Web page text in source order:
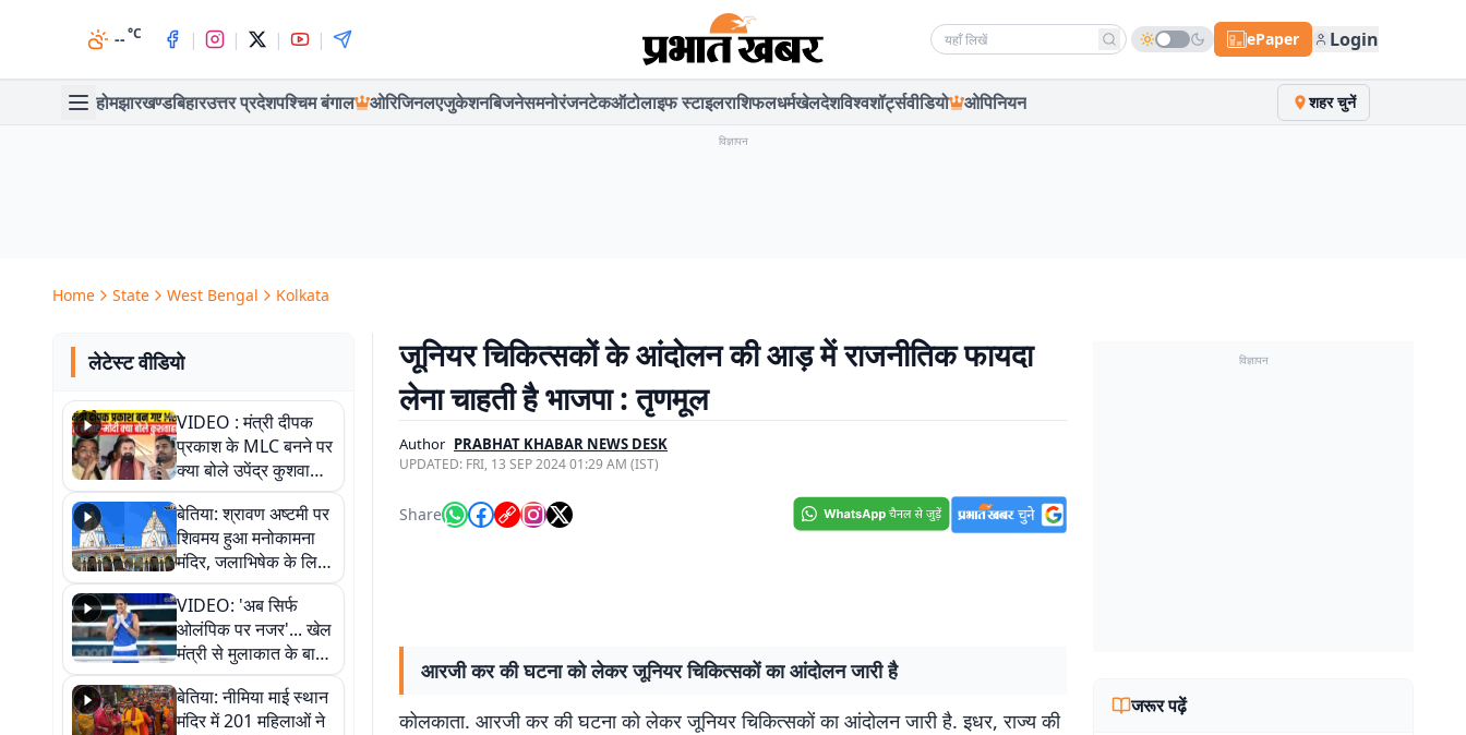
--°C | | | | Search news ePaper Login
होमझारखण्डबिहारउत्तर प्रदेशपश्चिम बंगाल ओरिजिनलएजुकेशनबिजनेसमनोरंजनटेकऑटोलाइफ स्टाइलराशिफलधर्मखेलदेशविश्वशॉर्ट्सवीडियो ओपिनियन शहर चुनें
विज्ञापन
Home State West Bengal Kolkata
लेटेस्ट वीडियो
VIDEO : मंत्री दीपक
प्रकाश के MLC बनने पर
क्या बोले उपेंद्र कुशवाहा,
सुनिए
बेतिया: श्रावण अष्टमी पर
शिवमय हुआ मनोकामना
मंदिर, जलाभिषेक के लिए
लगी लंबी कतारें
VIDEO: 'अब सिर्फ
ओलंपिक पर नजर'... खेल
मंत्री से मुलाकात के बाद
जैसमीन लंबोरिया का बड़ा
बयान
बेतिया: नीमिया माई स्थान
मंदिर में 201 महिलाओं ने
जूनियर चिकित्सकों के आंदोलन की आड़ में राजनीतिक फायदा
लेना चाहती है भाजपा : तृणमूल
Author PRABHAT KHABAR NEWS DESK
UPDATED: FRI, 13 SEP 2024 01:29 AM (IST)
Share
आरजी कर की घटना को लेकर जूनियर चिकित्सकों का आंदोलन जारी है
कोलकाता. आरजी कर की घटना को लेकर जूनियर चिकित्सकों का आंदोलन जारी है. इधर, राज्य की
विज्ञापन
जरूर पढ़ें